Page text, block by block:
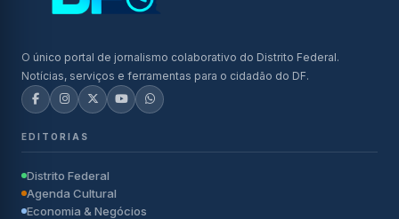
O único portal de jornalismo colaborativo do Distrito Federal.
Notícias, serviços e ferramentas para o cidadão do DF.
EDITORIAS
Distrito Federal
Agenda Cultural
Economia & Negócios